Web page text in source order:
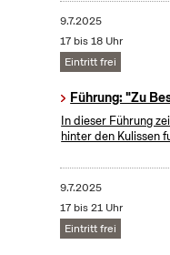
9.7.2025
17 bis 18 Uhr
Eintritt frei
Führung: "Zu
In dieser Führung
hinter den Kulissen
9.7.2025
17 bis 21 Uhr
Eintritt frei